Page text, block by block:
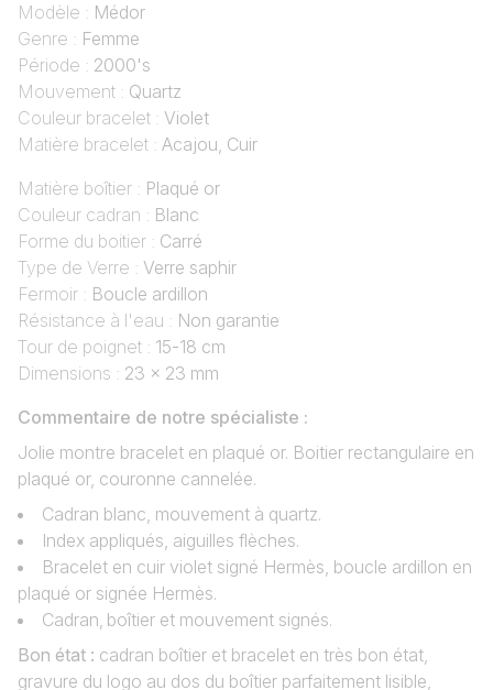
Modèle : Médor
Genre : Femme
Période : 2000's
Mouvement : Quartz
Couleur bracelet : Violet
Matière bracelet : Acajou, Cuir
Matière boîtier : Plaqué or
Couleur cadran : Blanc
Forme du boitier : Carré
Type de Verre : Verre saphir
Fermoir : Boucle ardillon
Résistance à l'eau : Non garantie
Tour de poignet : 15-18 cm
Dimensions : 23 x 23 mm
Commentaire de notre spécialiste :
Jolie montre bracelet en plaqué or. Boitier rectangulaire en
plaqué or, couronne cannelée.
Cadran blanc, mouvement à quartz.
Index appliqués, aiguilles flèches.
Bracelet en cuir violet signé Hermès, boucle ardillon en
plaqué or signée Hermès.
Cadran‚ boîtier et mouvement signés.
Bon état : cadran boîtier et bracelet en très bon état,
gravure du logo au dos du boîtier parfaitement lisible,